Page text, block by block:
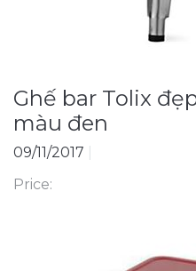
Ghế bar Tolix
màu đen
09/11/2017
Price: